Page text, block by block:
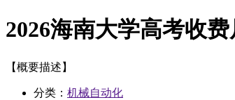
2026海南大学高考收费
【概要描述】
分类： 机械自动化